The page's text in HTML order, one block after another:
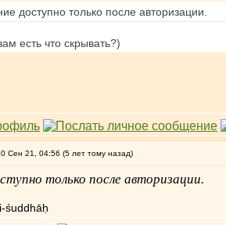
доступно только после авторизации.
есть что скрывать?)
Сен 21, 04:56 (5 лет тому назад)
только после авторизации.
śuddhāḥ